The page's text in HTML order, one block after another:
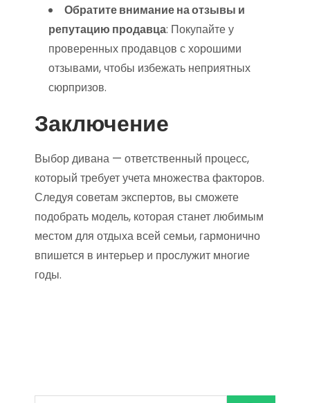
Обратите внимание на отзывы и
репутацию продавца: Покупайте у
проверенных продавцов с хорошими
отзывами, чтобы избежать неприятных
сюрпризов.
Заключение
Выбор дивана — ответственный процесс,
который требует учета множества факторов.
Следуя советам экспертов, вы сможете
подобрать модель, которая станет любимым
местом для отдыха всей семьи, гармонично
впишется в интерьер и прослужит многие
годы.